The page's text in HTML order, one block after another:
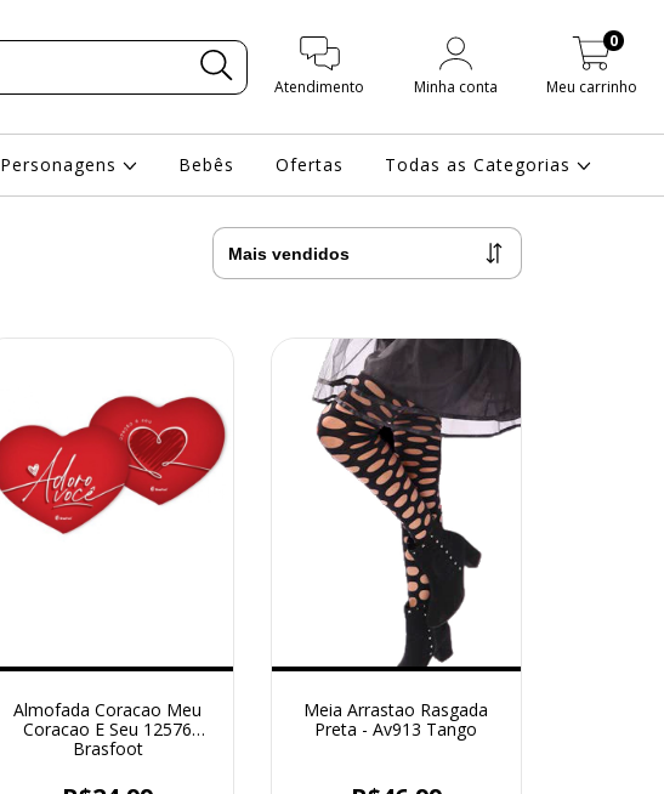
Atendimento Minha conta Meu carrinho
0
Personagens Bebês Ofertas Todas as Categorias
Almofada Coracao Meu
Coracao E Seu 12576
Brasfoot
Meia Arrastao Rasgada
Preta - Av913 Tango